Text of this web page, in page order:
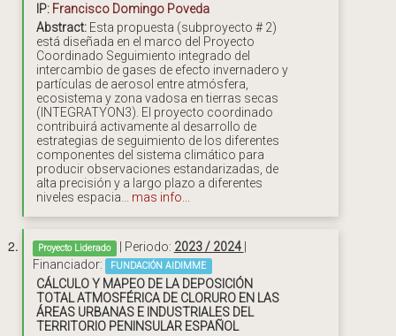
IP: Francisco Domingo Poveda
Abstract: Esta propuesta (subproyecto # 2)
está diseñada en el marco del Proyecto
Coordinado Seguimiento integrado del
intercambio de gases de efecto invernadero y
partículas de aerosol entre atmósfera,
ecosistema y zona vadosa en tierras secas
(INTEGRATYON3). El proyecto coordinado
contribuirá activamente al desarrollo de
estrategias de seguimiento de los diferentes
componentes del sistema climático para
producir observaciones estandarizadas, de
alta precisión y a largo plazo a diferentes
niveles espacia... mas info...
Proyecto Liderado | Periodo: 2023 / 2024
Financiador:
FUNDACIÓN AIDIMME
CÁLCULO Y MAPEO DE LA DEPOSICIÓN
TOTAL ATMOSFÉRICA DE CLORURO EN LAS
ÁREAS URBANAS E INDUSTRIALES DEL
TERRITORIO PENINSULAR ESPAÑOL